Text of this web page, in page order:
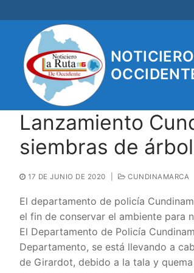
al
contenido
Lanzamiento
siembras de
17 DE JUNIO DE 2020 CUNDINAMARCA
El departamento de policía
el fin de conservar el ambiente para
El Departamento de Policía
Departamento, se está llevando a
de Girardot, debido a la tala y